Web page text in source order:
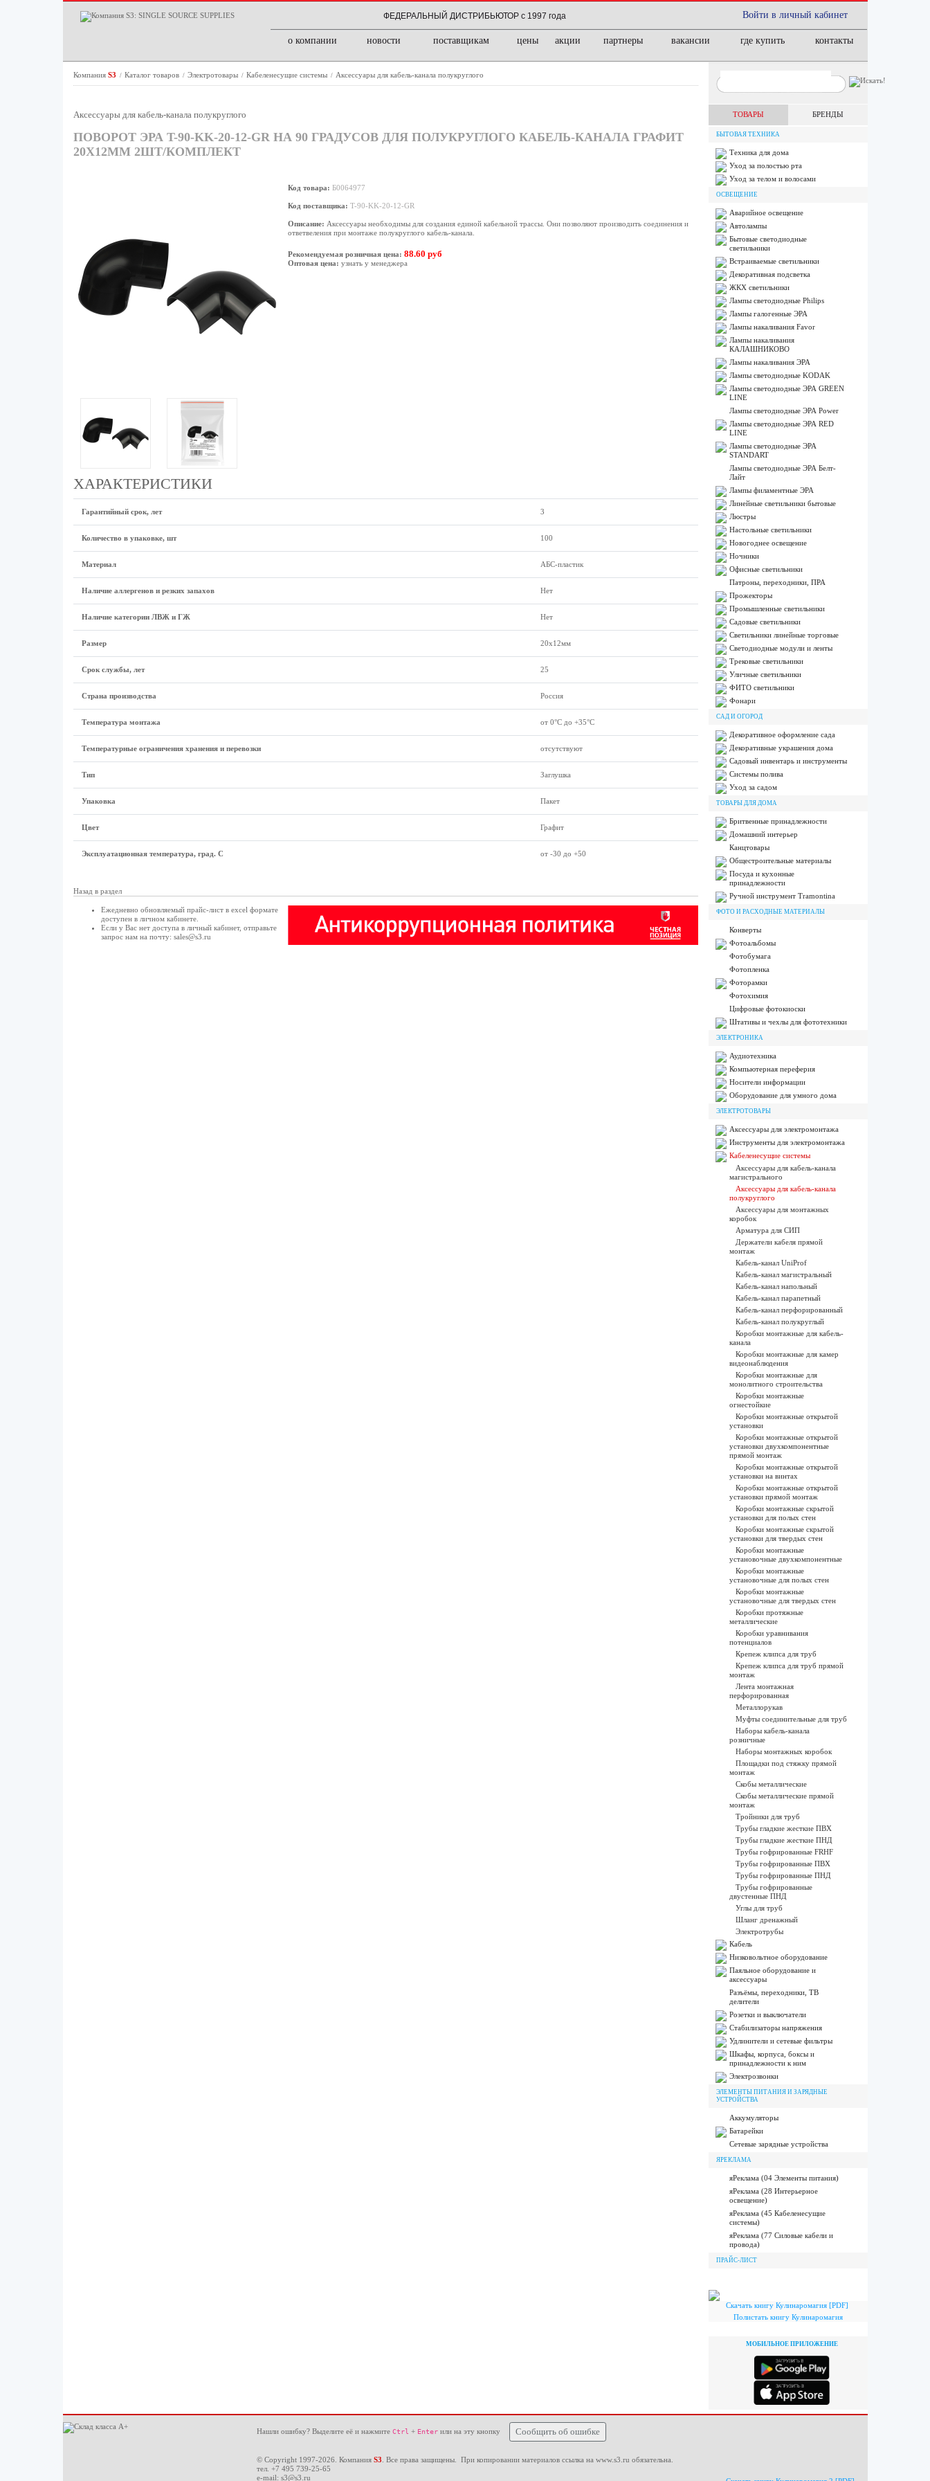
Войти в личный кабинет
ФЕДЕРАЛЬНЫЙ ДИСТРИБЬЮТОР с 1997 года
о компании новости поставщикам цены акции партнеры вакансии где купить контакты
Компания S3 / Каталог товаров / Электротовары / Кабеленесущие системы / Аксессуары для кабель-канала полукруглого
Аксессуары для кабель-канала полукруглого
ПОВОРОТ ЭРА T-90-KK-20-12-GR НА 90 ГРАДУСОВ ДЛЯ ПОЛУКРУГЛОГО КАБЕЛЬ-КАНАЛА ГРАФИТ
20Х12ММ 2ШТ/КОМПЛЕКТ
Код товара: Б0064977
Код поставщика: T-90-KK-20-12-GR
Описание: Аксессуары необходимы для создания единой кабельной трассы. Они позволяют производить соединения и
ответвеления при монтаже полукруглого кабель-канала.
Рекомендуемая розничная цена: 88.60 руб
Оптовая цена: узнать у менеджера
ХАРАКТЕРИСТИКИ
Гарантийный срок, лет 3
Количество в упаковке, шт 100
Материал АБС-пластик
Наличие аллергенов и резких запахов Нет
Наличие категории ЛВЖ и ГЖ Нет
Размер 20х12мм
Срок службы, лет 25
Страна производства Россия
Температура монтажа от 0°С до +35°С
Температурные ограничения хранения и перевозки отсутствуют
Тип Заглушка
Упаковка Пакет
Цвет Графит
Эксплуатационная температура, град. С от -30 до +50
Назад в раздел
Ежедневно обновляемый прайс-лист в excel формате
доступен в личном кабинете.
Если у Вас нет доступа в личный кабинет, отправьте
запрос нам на почту: sales@s3.ru
ТОВАРЫ БРЕНДЫ
БЫТОВАЯ ТЕХНИКА
Техника для дома
Уход за полостью рта
Уход за телом и волосами
ОСВЕЩЕНИЕ
Аварийное освещение
Автолампы
Бытовые светодиодные
светильники
Встраиваемые светильники
Декоративная подсветка
ЖКХ светильники
Лампы cветодиодные Philips
Лампы галогенные ЭРА
Лампы накаливания Favor
Лампы накаливания
КАЛАШНИКОВО
Лампы накаливания ЭРА
Лампы светодиодные KODAK
Лампы светодиодные ЭРА GREEN
LINE
Лампы светодиодные ЭРА Power
Лампы светодиодные ЭРА RED
LINE
Лампы светодиодные ЭРА
STANDART
Лампы светодиодные ЭРА Белт-
Лайт
Лампы филаментные ЭРА
Линейные светильники бытовые
Люстры
Настольные светильники
Новогоднее освещение
Ночники
Офисные светильники
Патроны, переходники, ПРА
Прожекторы
Промышленные светильники
Садовые светильники
Светильники линейные торговые
Светодиодные модули и ленты
Трековые светильники
Уличные светильники
ФИТО светильники
Фонари
САД И ОГОРОД
Декоративное оформление сада
Декоративные украшения дома
Садовый инвентарь и инструменты
Системы полива
Уход за садом
ТОВАРЫ ДЛЯ ДОМА
Бритвенные принадлежности
Домашний интерьер
Канцтовары
Общестроительные материалы
Посуда и кухонные
принадлежности
Ручной инструмент Tramontina
ФОТО И РАСХОДНЫЕ МАТЕРИАЛЫ
Конверты
Фотоальбомы
Фотобумага
Фотопленка
Фоторамки
Фотохимия
Цифровые фотокиоски
Штативы и чехлы для фототехники
ЭЛЕКТРОНИКА
Аудиотехника
Компьютерная переферия
Носители информации
Оборудование для умного дома
ЭЛЕКТРОТОВАРЫ
Аксессуары для электромонтажа
Инструменты для электромонтажа
Кабеленесущие системы
Аксессуары для кабель-канала
магистрального
Аксессуары для кабель-канала
полукруглого
Аксессуары для монтажных
коробок
Арматура для СИП
Держатели кабеля прямой
монтаж
Кабель-канал UniProf
Кабель-канал магистральный
Кабель-канал напольный
Кабель-канал парапетный
Кабель-канал перфорированный
Кабель-канал полукруглый
Коробки монтажные для кабель-
канала
Коробки монтажные для камер
видеонаблюдения
Коробки монтажные для
монолитного строительства
Коробки монтажные
огнестойкие
Коробки монтажные открытой
установки
Коробки монтажные открытой
установки двухкомпонентные
прямой монтаж
Коробки монтажные открытой
установки на винтах
Коробки монтажные открытой
установки прямой монтаж
Коробки монтажные скрытой
установки для полых стен
Коробки монтажные скрытой
установки для твердых стен
Коробки монтажные
установочные двухкомпонентные
Коробки монтажные
установочные для полых стен
Коробки монтажные
установочные для твердых стен
Коробки протяжные
металлические
Коробки уравнивания
потенциалов
Крепеж клипса для труб
Крепеж клипса для труб прямой
монтаж
Лента монтажная
перфорированная
Металлорукав
Муфты соединительные для труб
Наборы кабель-канала
розничные
Наборы монтажных коробок
Площадки под стяжку прямой
монтаж
Скобы металлические
Скобы металлические прямой
монтаж
Тройники для труб
Трубы гладкие жесткие ПВХ
Трубы гладкие жесткие ПНД
Трубы гофрированные FRHF
Трубы гофрированные ПВХ
Трубы гофрированные ПНД
Трубы гофрированные
двустенные ПНД
Углы для труб
Шланг дренажный
Электротрубы
Кабель
Низковольтное оборудование
Паяльное оборудование и
аксессуары
Разъёмы, переходники, ТВ
делители
Розетки и выключатели
Стабилизаторы напряжения
Удлинители и сетевые фильтры
Шкафы, корпуса, боксы и
принадлежности к ним
Электрозвонки
ЭЛЕМЕНТЫ ПИТАНИЯ И ЗАРЯДНЫЕ
УСТРОЙСТВА
Аккумуляторы
Батарейки
Сетевые зарядные устройства
ЯРЕКЛАМА
яРеклама (04 Элементы питания)
яРеклама (28 Интерьерное
освещение)
яРеклама (45 Кабеленесущие
системы)
яРеклама (77 Силовые кабели и
провода)
ПРАЙС-ЛИСТ
Скачать книгу Кулинаромагия [PDF]
Полистать книгу Кулинаромагия
МОБИЛЬНОЕ ПРИЛОЖЕНИЕ
Нашли ошибку? Выделите её и нажмите Ctrl + Enterили на эту кнопку Сообщить об ошибке
© Copyright 1997-2026. Компания S3 . Все права защищены. При копировании материалов ссылка на www.s3.ru обязательна.
тел. +7 495 739-25-65
e-mail: s3@s3.ru